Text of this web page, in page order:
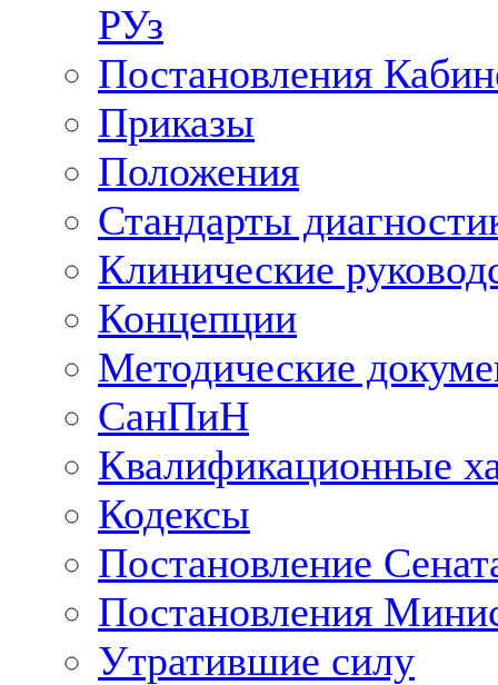
РУз
Постановления
Приказы
Положения
Стандарты
Клинические
Концепции
Методические
СанПиН
Квалификационные
Кодексы
Постановление
Постановления
Утратившие силу